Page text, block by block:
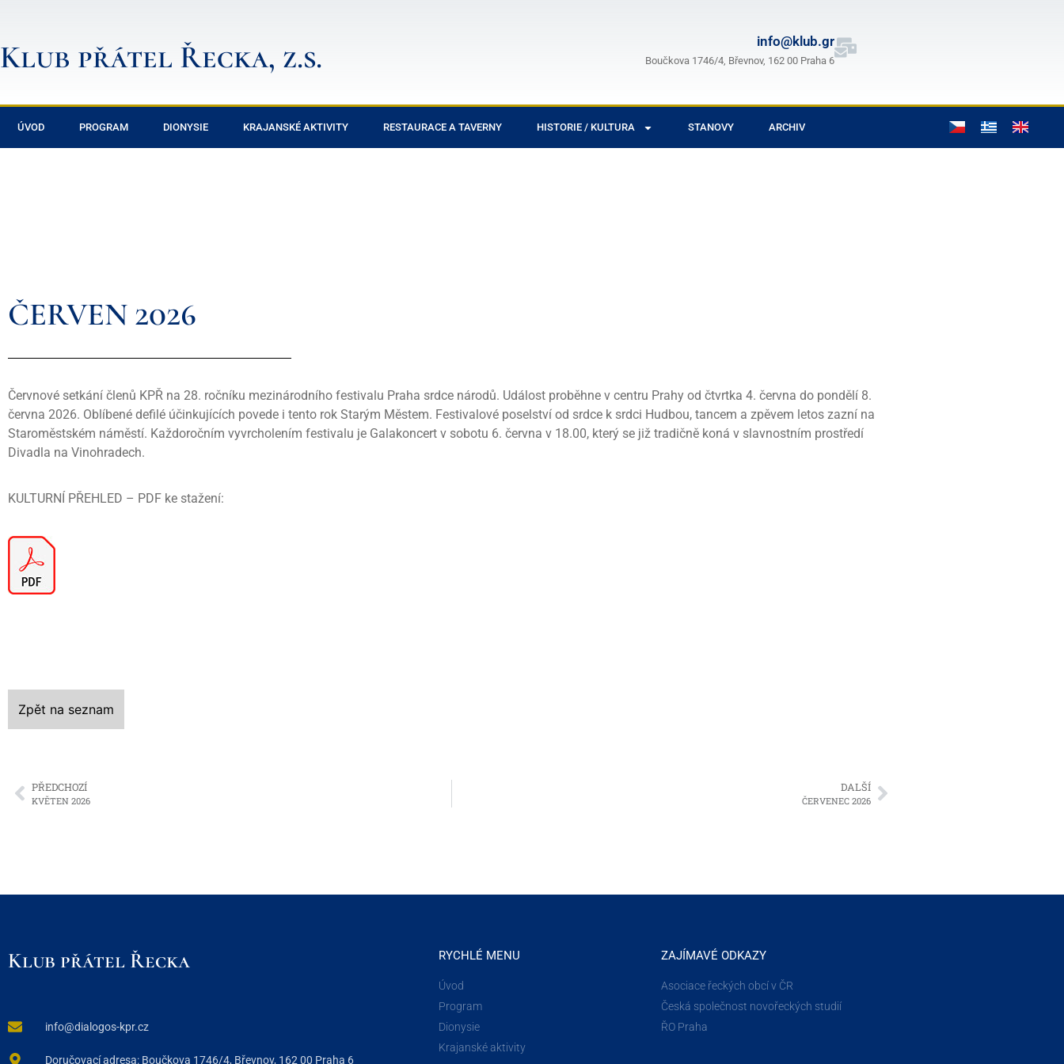
Klub přátel Řecka, z.s. info@klub.gr
Boučkova 1746/4, Břevnov, 162 00 Praha 6
ÚVOD PROGRAM DIONYSIE KRAJANSKÉ AKTIVITY RESTAURACE A TAVERNY HISTORIE / KULTURA STANOVY ARCHIV
ČERVEN 2026
Červnové setkání členů KPŘ na 28. ročníku mezinárodního festivalu Praha srdce národů. Událost proběhne v centru Prahy od čtvrtka 4. června do pondělí 8.
června 2026. Oblíbené defilé účinkujících povede i tento rok Starým Městem. Festivalové poselství od srdce k srdci Hudbou, tancem a zpěvem letos zazní na
Staroměstském náměstí. Každoročním vyvrcholením festivalu je Galakoncert v sobotu 6. června v 18.00, který se již tradičně koná v slavnostním prostředí
Divadla na Vinohradech.
KULTURNÍ PŘEHLED – PDF ke stažení:
Zpět na seznam
PŘEDCHOZÍ
KVĚTEN 2026
DALŠÍ
ČERVENEC 2026
Klub přátel Řecka
info@dialogos-kpr.cz
Doručovací adresa: Boučkova 1746/4, Břevnov, 162 00 Praha 6
RYCHLÉ MENU
Úvod
Program
Dionysie
Krajanské aktivity
ZAJÍMAVÉ ODKAZY
Asociace řeckých obcí v ČR
Česká společnost novořeckých studií
ŘO Praha